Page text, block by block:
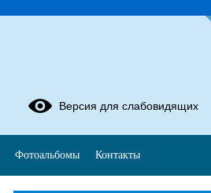
Версия для слабовидящих
Фотоальбомы Контакты